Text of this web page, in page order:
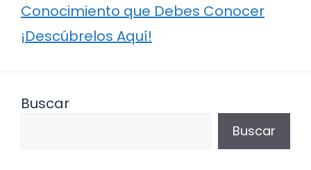
Conocimiento que Debes Conocer
¡Descúbrelos Aquí!
Buscar
Buscar